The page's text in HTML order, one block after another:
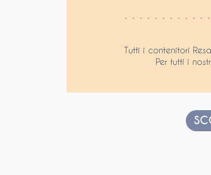
Tutti i contenitori
Per tutti i